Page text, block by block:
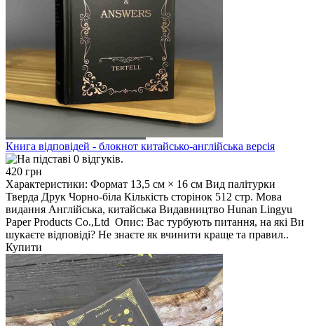
Книга відповідей - блокнот китайсько-англійська версія
420 грн
Характеристики: Формат 13,5 см × 16 см Вид палітурки
Тверда Друк Чорно-біла Кількість сторінок 512 стр. Мова
видання Англійська, китайська Видавництво Hunan Lingyu
Paper Products Co.,Ltd Опис: Вас турбують питання, на які Ви
шукаєте відповіді? Не знаєте як вчинити краще та правил..
Купити